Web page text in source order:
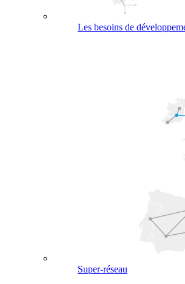
Les besoins de
Super-réseau